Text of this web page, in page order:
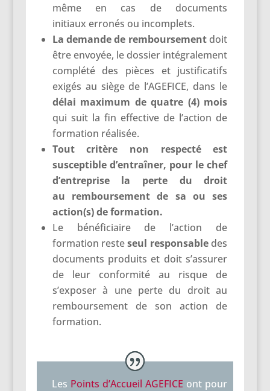
même en cas de documents
initiaux erronés ou incomplets.
La demande de remboursementdoit
être envoyée, le dossier intégralement
complété des pièces et justificatifs
exigés au siège de l’AGEFICE, dans le
délai maximum de quatre (4) mois
qui suit la fin effective de l’action de
formation réalisée.
Tout critère non respecté est
susceptible d’entraîner, pour le chef
d’entreprise la perte du droit
au remboursement de sa ou ses
action(s) de formation.
Le bénéficiaire de l’action de
formation resteseul responsabledes
documents produits et doit s’assurer
de leur conformité au risque de
s’exposer à une perte du droit au
remboursement de son action de
formation.
Les Points d’Accueil AGEFICE ont pour